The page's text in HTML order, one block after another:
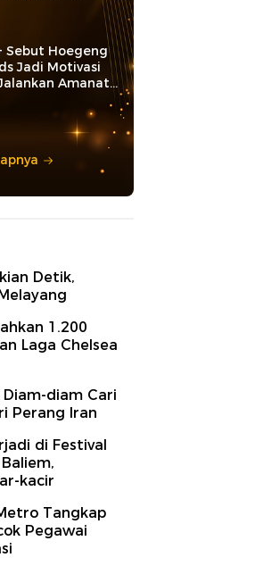
dan Kiprahnya
Sebut Hoegeng
Jadi Motivasi
Amanat
Detik,
1.200
Laga Chelsea
diam Cari
Perang Iran
di Festival
kacir
Tangkap
Pegawai